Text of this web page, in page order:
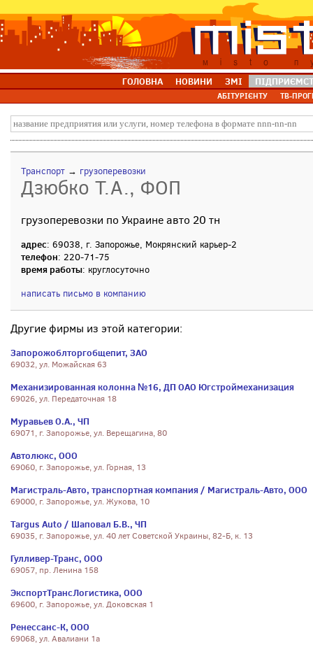
ГОЛОВНА НОВИНИ ЗМІ
АБІТУРІЄНТУ ТВ-
Транспорт → грузоперевозки
Дзюбко Т.А., ФОП
грузоперевозки по Украине авто 20 тн
адрес: 69038, г. Запорожье, Мокрянский карьер-2
телефон: 220-71-75
время работы: круглосуточно
написать письмо в компанию
Другие фирмы из этой категории:
Запорожоблторгобщепит, ЗАО
69032, ул. Можайская 63
Механизированная колонна №16, ДП ОАО Югстроймеханизация
69026, ул. Передаточная 18
Муравьев О.А., ЧП
69071, г. Запорожье, ул. Верещагина, 80
Автолюкс, ООО
69060, г. Запорожье, ул. Горная, 13
Магистраль-Авто, транспортная компания / Магистраль-Авто, ООО
69000, г. Запорожье, ул. Жукова, 10
Targus Auto / Шаповал Б.В., ЧП
69035, г. Запорожье, ул. 40 лет Советской Украины, 82-Б, к. 13
Гулливер-Транс, ООО
69057, пр. Ленина 158
ЭкспортТрансЛогистика, ООО
69600, г. Запорожье, ул. Доковская 1
Ренессанс-К, ООО
69068, ул. Авалиани 1а